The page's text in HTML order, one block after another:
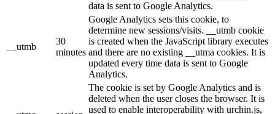
data is sent to Google Analytics.
__utmb
30
minutes
Google Analytics sets this cookie, to
determine new sessions/visits. __utmb cookie
is created when the JavaScript library executes
and there are no existing __utma cookies. It is
updated every time data is sent to Google
Analytics.
The cookie is set by Google Analytics and is
deleted when the user closes the browser. It is
used to enable interoperability with urchin.js,